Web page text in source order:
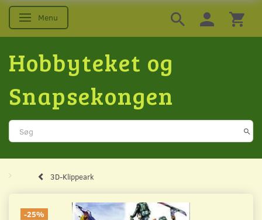
Skifte navigation
Menu
Hobbyteket og
Snapsekongen
3D-Klippeark
-25%